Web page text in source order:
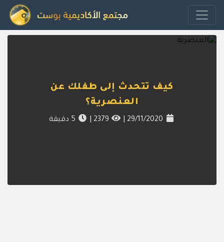
كيف تتحدث إلى طفلك عن
العنصرية؟
29/11/2020
5 دقيقة